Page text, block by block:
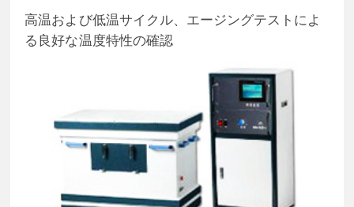
高温および低温サイクル、エージングテストによ
る良好な温度特性の確認